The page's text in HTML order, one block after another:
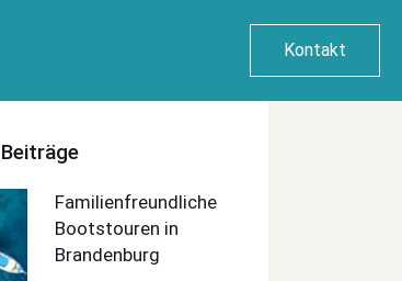
Kontakt
Familienfreundliche
Bootstouren in
Brandenburg